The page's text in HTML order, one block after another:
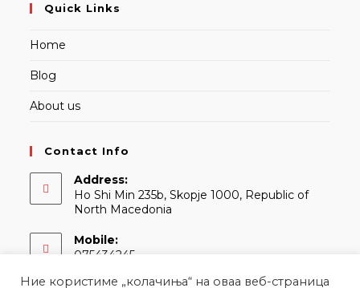
Quick Links
Home
Blog
About us
Contact Info
Address:
Ho Shi Min 235b, Skopje 1000, Republic of
North Macedonia
Mobile:
075434245
Ние користиме „колачиња“ на оваа веб-страница